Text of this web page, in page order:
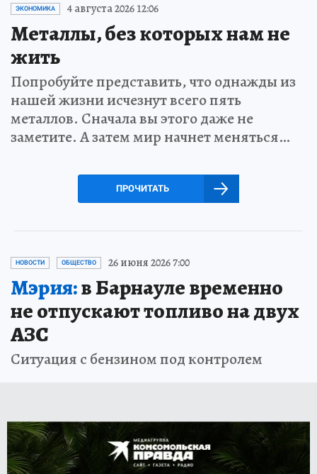
ЭКОНОМИКА 4 августа 2026 12:06
Металлы, без которых нам не
жить
Попробуйте представить, что однажды из
нашей жизни исчезнут всего пять
металлов. Сначала вы этого даже не
заметите. А затем мир начнет меняться…
ПРОЧИТАТЬ
НОВОСТИ ОБЩЕСТВО 26 июня 2026 7:00
Мэрия:в Барнауле временно
не отпускают топливо на двух
АЗС
Ситуация с бензином под контролем